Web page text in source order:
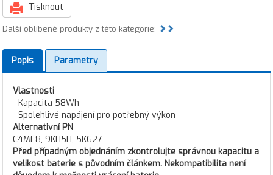
Tisknout
Další oblíbené produkty z této kategorie:
Popis Parametry
Vlastnosti
- Kapacita 58Wh
- Spolehlivé napájení pro potřebný výkon
Alternativní PN
C4MF8, 9KH5H, 5KG27
Před případným objednáním zkontrolujte správnou kapacitu a
velikost baterie s původním článkem. Nekompatibilita není